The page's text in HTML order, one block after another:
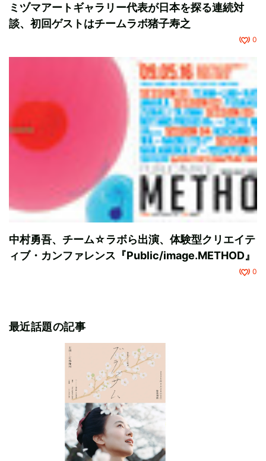
ミヅマアートギャラリー代表が日本を探る連続対
談、初回ゲストはチームラボ猪子寿之
0
中村勇吾、チーム☆ラボら出演、体験型クリエイテ
ィブ・カンファレンス『Public/image.METHOD』
0
最近話題の記事